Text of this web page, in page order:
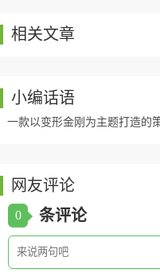
相关文章
小编话语
一款以变形金刚为主题打造的
网友评论
0 条评论